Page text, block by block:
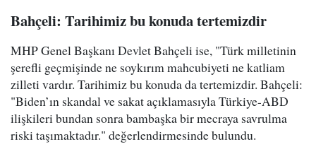
Bahçeli: Tarihimiz bu konuda tertemizdir
MHP Genel Başkanı Devlet Bahçeli ise, "Türk milletinin
şerefli geçmişinde ne soykırım mahcubiyeti ne katliam
zilleti vardır. Tarihimiz bu konuda da tertemizdir. Bahçeli:
"Biden’ın skandal ve sakat açıklamasıyla Türkiye-ABD
ilişkileri bundan sonra bambaşka bir mecraya savrulma
riski taşımaktadır." değerlendirmesinde bulundu.